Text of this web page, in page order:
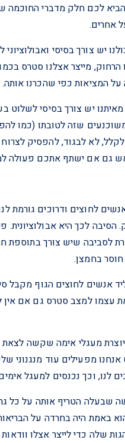
לכם חלק מדברי החוכמה
אחרים.
יש צורך בסיסי
מייצר אצלנו סטרס
המציאות כפי שהכרנו אותה.
יש צורך בסיסי לשלוט
שזה לטובתו (כמו
לא לבגוד, להפסיק
גם אם ישתף אתכם פעולה
לחוצים ודרוכים גורמת
לכך היא
לסביבה שיש צורך בתוספת
בחמצן.
אנשים לחוצים הגוף מקבל
עצמו למצב סטרס גם אם
מעגלי אימה שקשה לצאת
מפעילים עוד מנגנוני
לנו, וכך נכנסים למעגל
שבעלה הטריף אותה על
באמת היה בחרדה על
שלה כדי לייצר אצלו